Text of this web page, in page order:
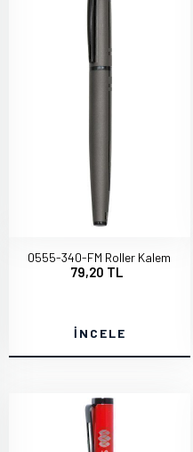
0555-340-FM Roller Kalem
79,20 TL
İNCELE